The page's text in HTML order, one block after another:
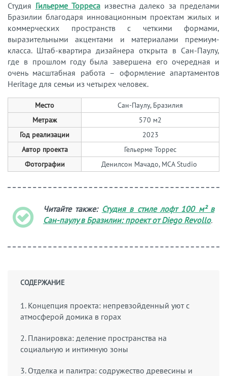
Студия Гильерме Торреса известна далеко за пределами
Бразилии благодаря инновационным проектам жилых и
коммерческих пространств с четкими формами,
выразительными акцентами и материалами премиум-
класса. Штаб-квартира дизайнера открыта в Сан-Паулу,
где в прошлом году была завершена его очередная и
очень масштабная работа – оформление апартаментов
Heritage для семьи из четырех человек.
Место
Сан-Паулу, Бразилия
Метраж
570 м2
Год реализации
2023
Автор проекта
Гельерме Торрес
Фотографии
Денилсон Мачадо, MCA Studio
Читайте также: Студия в стиле лофт 100 м² в
Сан-паулу в Бразилии: проект от Diego Revollo.
СОДЕРЖАНИЕ
1. Концепция проекта: непревзойденный уют с
атмосферой домика в горах
2. Планировка: деление пространства на
социальную и интимную зоны
3. Отделка и палитра: содружество древесины и